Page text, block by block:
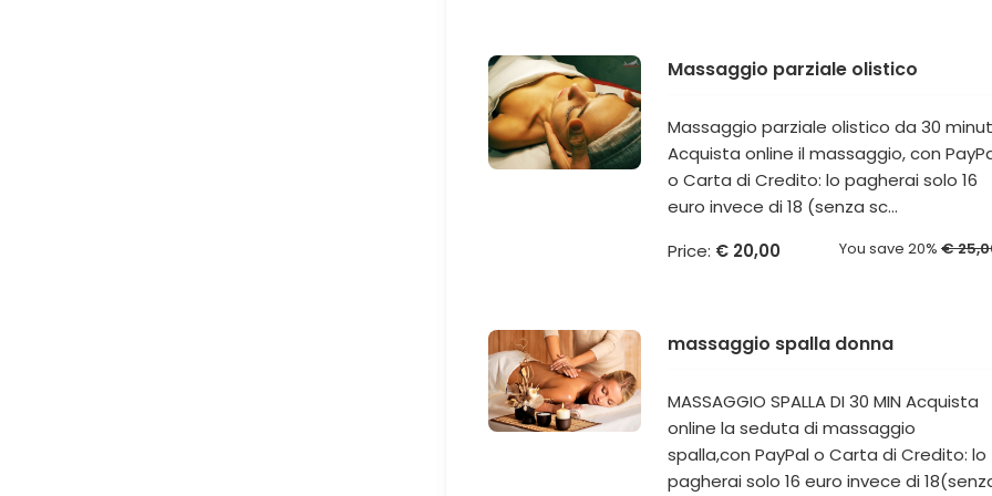
Massaggio parziale olistico
Massaggio parziale olistico da 30
Acquista online il massaggio, con
o Carta di Credito: lo pagherai solo 16
euro invece di 18 (senza sc...
Price: € 20,00 You save 20% €
massaggio spalla donna
MASSAGGIO SPALLA DI 30 MIN Acquista
online la seduta di massaggio
spalla,con PayPal o Carta di Credito: lo
pagherai solo 16 euro invece di